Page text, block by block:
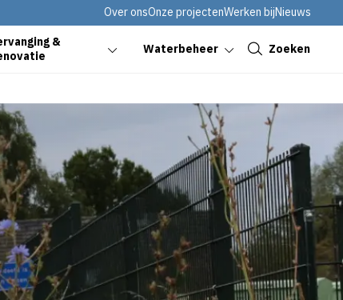
Over onsOnze projectenWerken bijNieuws
&
Waterbeheer Zoeken
Sluiten